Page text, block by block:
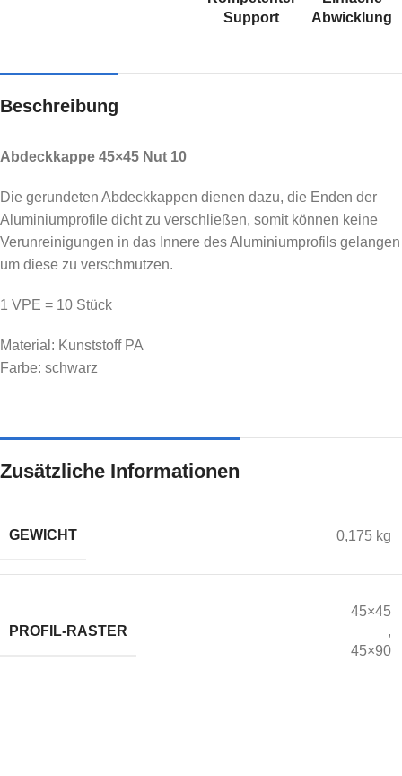
Support
Abwicklung
Beschreibung
Abdeckkappe 45×45 Nut 10
Die gerundeten Abdeckkappen dienen dazu, die Enden der
Aluminiumprofile dicht zu verschließen, somit können keine
Verunreinigungen in das Innere des Aluminiumprofils gelangen
um diese zu verschmutzen.
1 VPE = 10 Stück
Material: Kunststoff PA
Farbe: schwarz
Zusätzliche Informationen
GEWICHT 0,175 kg
PROFIL-RASTER
45×45
,
45×90